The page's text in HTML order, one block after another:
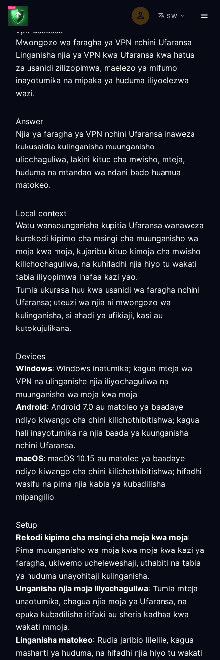
SW
vpn-usecase
Mwongozo wa faragha ya VPN nchini Ufaransa
Linganisha njia ya VPN kwa Ufaransa kwa hatua
za usanidi zilizopimwa, maelezo ya mifumo
inayotumika na mipaka ya huduma iliyoelezwa
wazi.
Answer
Njia ya faragha ya VPN nchini Ufaransa inaweza
kukusaidia kulinganisha muunganisho
uliochaguliwa, lakini kituo cha mwisho, mteja,
huduma na mtandao wa ndani bado huamua
matokeo.
Local context
Watu wanaounganisha kupitia Ufaransa wanaweza
kurekodi kipimo cha msingi cha muunganisho wa
moja kwa moja, kujaribu kituo kimoja cha mwisho
kilichochaguliwa, na kuhifadhi njia hiyo tu wakati
tabia iliyopimwa inafaa kazi yao.
Tumia ukurasa huu kwa usanidi wa faragha nchini
Ufaransa; uteuzi wa njia ni mwongozo wa
kulinganisha, si ahadi ya ufikiaji, kasi au
kutokujulikana.
Devices
Windows: Windows inatumika; kagua mteja wa
VPN na ulinganishe njia iliyochaguliwa na
muunganisho wa moja kwa moja.
Android: Android 7.0 au matoleo ya baadaye
ndiyo kiwango cha chini kilichothibitishwa; kagua
hali inayotumika na njia baada ya kuunganisha
nchini Ufaransa.
macOS: macOS 10.15 au matoleo ya baadaye
ndiyo kiwango cha chini kilichothibitishwa; hifadhi
wasifu na pima njia kabla ya kubadilisha
mipangilio.
Setup
Rekodi kipimo cha msingi cha moja kwa moja:
Pima muunganisho wa moja kwa moja kwa kazi ya
faragha, ukiwemo ucheleweshaji, uthabiti na tabia
ya huduma unayohitaji kulinganisha.
Unganisha njia moja iliyochaguliwa: Tumia mteja
unaotumika, chagua njia moja ya Ufaransa, na
epuka kubadilisha itifaki au sheria kadhaa kwa
wakati mmoja.
Linganisha matokeo: Rudia jaribio lilelile, kagua
masharti ya huduma, na hifadhi njia hiyo tu wakati